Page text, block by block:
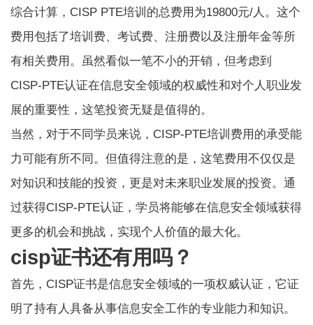
综合计算，CISP PTE培训的总费用为19800元/人。这个
费用包括了培训费、考试费、注册费以及注册年金等所
有相关费用。虽然看似一笔不小的开销，但考虑到
CISP-PTE认证在信息安全领域的权威性和对个人职业发
展的重要性，这笔投资无疑是值得的。
当然，对于不同学员来说，CISP-PTE培训费用的承受能
力可能有所不同。但值得注意的是，这笔费用不仅仅是
对知识和技能的投资，更是对未来职业发展的投资。通
过获得CISP-PTE认证，学员将能够在信息安全领域获得
更多的机会和挑战，实现个人价值的最大化。
cisp证书还有用吗？
首先， CISP证书是信息安全领域的一项权威认证，它证
明了持有人具备从事信息安全工作的专业能力和知识。